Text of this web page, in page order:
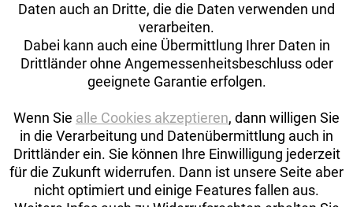
Daten auch an Dritte, die die Daten verwenden und
verarbeiten.
Dabei kann auch eine Übermittlung Ihrer Daten in
Drittländer ohne Angemessenheitsbeschluss oder
geeignete Garantie erfolgen.
Wenn Sie alle Cookies akzeptieren, dann willigen Sie
in die Verarbeitung und Datenübermittlung auch in
Drittländer ein. Sie können Ihre Einwilligung jederzeit
für die Zukunft widerrufen. Dann ist unsere Seite aber
nicht optimiert und einige Features fallen aus.
Auftrag widerrufen